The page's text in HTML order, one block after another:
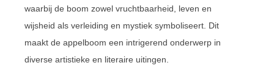
waarbij de boom zowel vruchtbaarheid, leven en
wijsheid als verleiding en mystiek symboliseert. Dit
maakt de appelboom een intrigerend onderwerp in
diverse artistieke en literaire uitingen.